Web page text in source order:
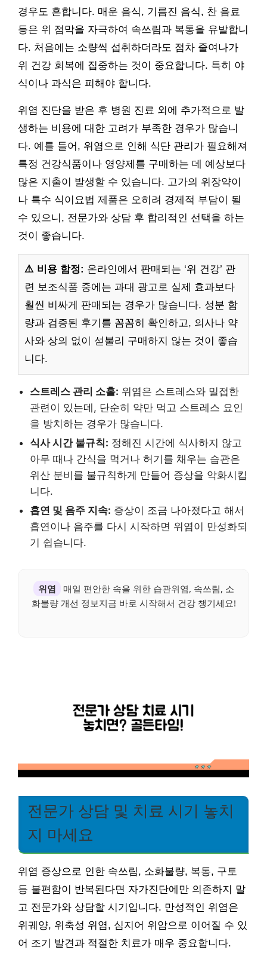
경우도 흔합니다. 매운 음식, 기름진 음식, 찬 음료
등은 위 점막을 자극하여 속쓰림과 복통을 유발합니
다. 처음에는 소량씩 섭취하더라도 점차 줄여나가
위 건강 회복에 집중하는 것이 중요합니다. 특히 야
식이나 과식은 피해야 합니다.
위염 진단을 받은 후 병원 진료 외에 추가적으로 발
생하는 비용에 대한 고려가 부족한 경우가 많습니
다. 예를 들어, 위염으로 인해 식단 관리가 필요해져
특정 건강식품이나 영양제를 구매하는 데 예상보다
많은 지출이 발생할 수 있습니다. 고가의 위장약이
나 특수 식이요법 제품은 오히려 경제적 부담이 될
수 있으니, 전문가와 상담 후 합리적인 선택을 하는
것이 좋습니다.
⚠️ 비용 함정: 온라인에서 판매되는 ‘위 건강’ 관
련 보조식품 중에는 과대 광고로 실제 효과보다
훨씬 비싸게 판매되는 경우가 많습니다. 성분 함
량과 검증된 후기를 꼼꼼히 확인하고, 의사나 약
사와 상의 없이 섣불리 구매하지 않는 것이 좋습
니다.
스트레스 관리 소홀: 위염은 스트레스와 밀접한
관련이 있는데, 단순히 약만 먹고 스트레스 요인
을 방치하는 경우가 많습니다.
식사 시간 불규칙: 정해진 시간에 식사하지 않고
아무 때나 간식을 먹거나 허기를 채우는 습관은
위산 분비를 불규칙하게 만들어 증상을 악화시킵
니다.
흡연 및 음주 지속: 증상이 조금 나아졌다고 해서
흡연이나 음주를 다시 시작하면 위염이 만성화되
기 쉽습니다.
위염
매일 편안한 속을 위한 습관위염, 속쓰림, 소
화불량 개선 정보지금 바로 시작해서 건강 챙기세요!
전문가 상담 및 치료 시기 놓치
지 마세요
위염 증상으로 인한 속쓰림, 소화불량, 복통, 구토
등 불편함이 반복된다면 자가진단에만 의존하지 말
고 전문가와 상담할 시기입니다. 만성적인 위염은
위궤양, 위축성 위염, 심지어 위암으로 이어질 수 있
어 조기 발견과 적절한 치료가 매우 중요합니다.